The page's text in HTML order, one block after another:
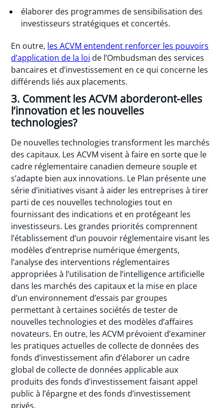
élaborer des programmes de sensibilisation des
investisseurs stratégiques et concertés.
En outre, les ACVM entendent renforcer les pouvoirs
d’application de la loi de l’Ombudsman des services
bancaires et d’investissement en ce qui concerne les
différends liés aux placements.
3. Comment les ACVM aborderont-elles
l’innovation et les nouvelles
technologies?
De nouvelles technologies transforment les marchés
des capitaux. Les ACVM visent à faire en sorte que le
cadre réglementaire canadien demeure souple et
s’adapte bien aux innovations. Le Plan présente une
série d’initiatives visant à aider les entreprises à tirer
parti de ces nouvelles technologies tout en
fournissant des indications et en protégeant les
investisseurs. Les grandes priorités comprennent
l’établissement d’un pouvoir réglementaire visant les
modèles d’entreprise numérique émergents,
l’analyse des interventions réglementaires
appropriées à l’utilisation de l’intelligence artificielle
dans les marchés des capitaux et la mise en place
d’un environnement d’essais par groupes
permettant à certaines sociétés de tester de
nouvelles technologies et des modèles d’affaires
novateurs. En outre, les ACVM prévoient d’examiner
les pratiques actuelles de collecte de données des
fonds d’investissement afin d’élaborer un cadre
global de collecte de données applicable aux
produits des fonds d’investissement faisant appel
public à l’épargne et des fonds d’investissement
privés.